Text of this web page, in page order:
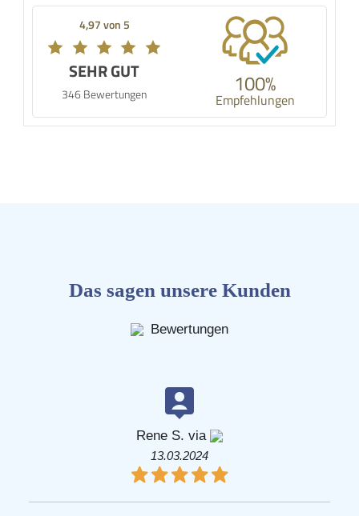
4,97 von 5
SEHR GUT
346 Bewertungen 100%
Empfehlungen
Das sagen unsere Kunden
Bewertungen
Rene S. via
13.03.2024